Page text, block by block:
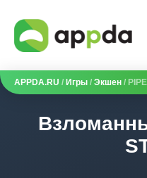
APPDA.RU / Игры / Экшен /